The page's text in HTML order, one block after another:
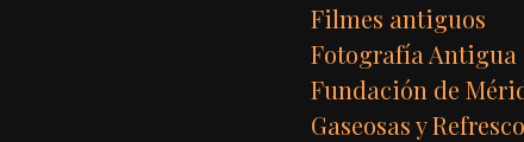
Filmes antiguos
Fotografía Antigua
Fundación de
Gaseosas y